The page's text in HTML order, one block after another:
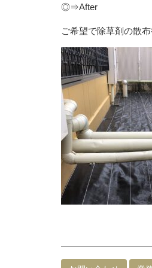
◎⇒After
ご希望で除草剤の散